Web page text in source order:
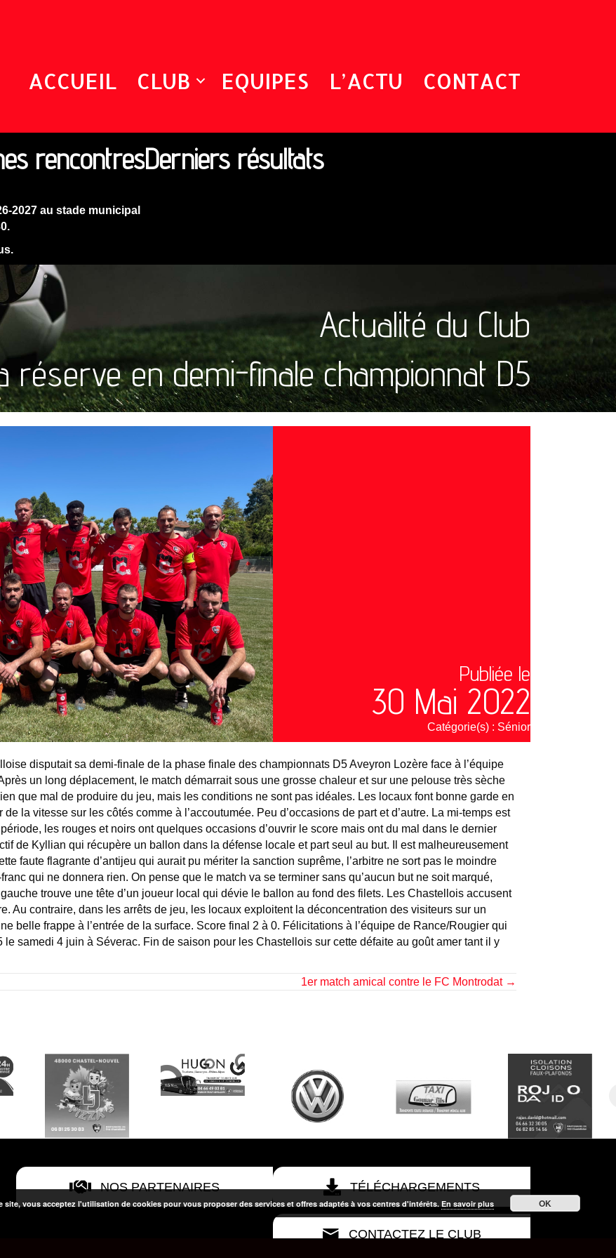
ACCUEIL CLUB EQUIPES L’ACTU CONTACT
rencontresDerniers résultats
2027 au stade municipal
Actualité du Club
réserve en demi-finale championnat D5
Publiée le
30 Mai 2022
Catégorie(s) : Sénior
disputait sa demi-finale de la phase finale des championnats D5 Aveyron Lozère face à l’équipe
un long déplacement, le match démarrait sous une grosse chaleur et sur une pelouse très sèche
que mal de produire du jeu, mais les conditions ne sont pas idéales. Les locaux font bonne garde en
la vitesse sur les côtés comme à l’accoutumée. Peu d’occasions de part et d’autre. La mi-temps est
les rouges et noirs ont quelques occasions d’ouvrir le score mais ont du mal dans le dernier
de Kyllian qui récupère un ballon dans la défense locale et part seul au but. Il est malheureusement
faute flagrante d’antijeu qui aurait pu mériter la sanction suprême, l’arbitre ne sort pas le moindre
qui ne donnera rien. On pense que le match va se terminer sans qu’aucun but ne soit marqué,
trouve une tête d’un joueur local qui dévie le ballon au fond des filets. Les Chastellois accusent
Au contraire, dans les arrêts de jeu, les locaux exploitent la déconcentration des visiteurs sur un
belle frappe à l’entrée de la surface. Score final 2 à 0. Félicitations à l’équipe de Rance/Rougier qui
samedi 4 juin à Séverac. Fin de saison pour les Chastellois sur cette défaite au goût amer tant il y
1er match amical contre le FC Montrodat →
NOS PARTENAIRES TÉLÉCHARGEMENTS
CONTACTEZ LE CLUB
site, vous acceptez l'utilisation de cookies pour vous proposer des services et offres adaptés à vos centres d'intérêts. En savoir plus OK